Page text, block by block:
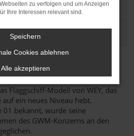
im optimalen
Flaggschiff-Modell von WEY, das
ein neues Niveau hebt.
01 bekannt, wurde seine
des GWM-Konzerns an den
zu verfolgen und um Anzeigen
Ihre Interessen relevant sind.
Speichern
Cookies ablehnen
Alle akzeptieren